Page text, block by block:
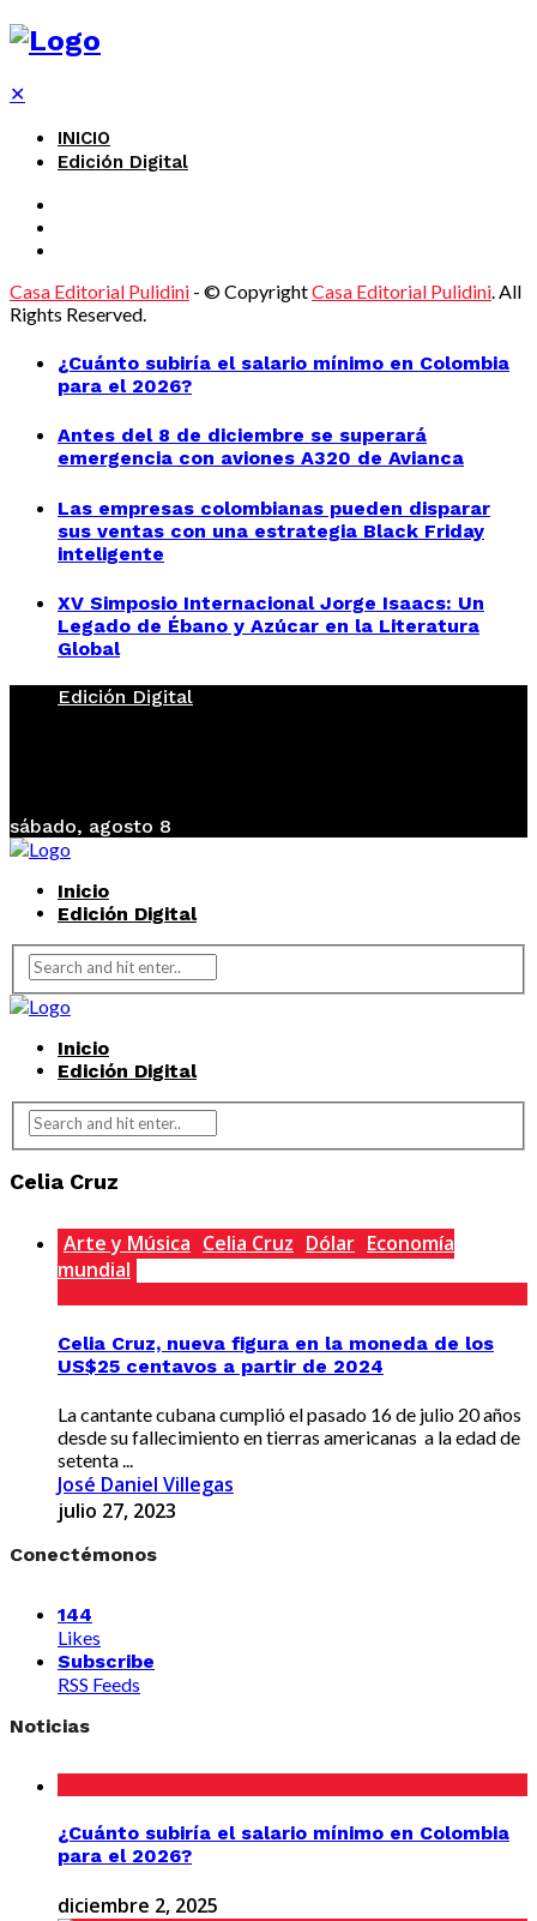
✕
INICIO
Edición Digital
Casa Editorial Pulidini - © CopyrightCasa Editorial Pulidini. All
Rights Reserved.
¿Cuánto subiría el salario mínimo en Colombia
para el 2026?
Antes del 8 de diciembre se superará
emergencia con aviones A320 de Avianca
Las empresas colombianas pueden disparar
sus ventas con una estrategia Black Friday
inteligente
XV Simposio Internacional Jorge Isaacs: Un
Legado de Ébano y Azúcar en la Literatura
Global
Edición Digital
sábado, agosto 8
Inicio
Edición Digital
Inicio
Edición Digital
Celia Cruz
Arte y Música Celia Cruz Dólar Economía
mundial
Celia Cruz, nueva figura en la moneda de los
US$25 centavos a partir de 2024
La cantante cubana cumplió el pasado 16 de julio 20 años
desde su fallecimiento en tierras americanas a la edad de
setenta ...
José Daniel Villegas
julio 27, 2023
Conectémonos
144
Likes
Subscribe
RSS Feeds
Noticias
¿Cuánto subiría el salario mínimo en Colombia
para el 2026?
diciembre 2, 2025